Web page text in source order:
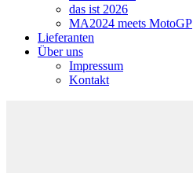
das ist 2026
MA2024 meets MotoGP
Lieferanten
Über uns
Impressum
Kontakt